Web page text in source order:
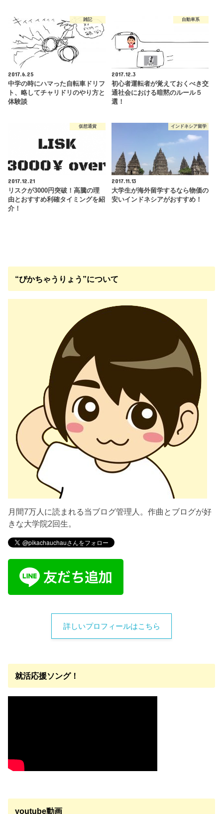
雑記
2017.6.25
中学の時にハマった自転車ドリフ
ト、略してチャリドリのやり方と
体験談
自動車系
2017.12.3
初心者運転者が覚えておくべき交
通社会における暗黙のルール５
選！
仮想通貨
2017.12.21
リスクが3000円突破！高騰の理
由とおすすめ利確タイミングを紹
介！
インドネシア留学
2017.11.13
大学生が海外留学するなら物価の
安いインドネシアがおすすめ！
“ぴかちゃうりょう”について
月間7万人に読まれる当ブログ管理人。作曲とブログが好
きな大学院2回生。
詳しいプロフィールはこちら
就活応援ソング！
youtube動画